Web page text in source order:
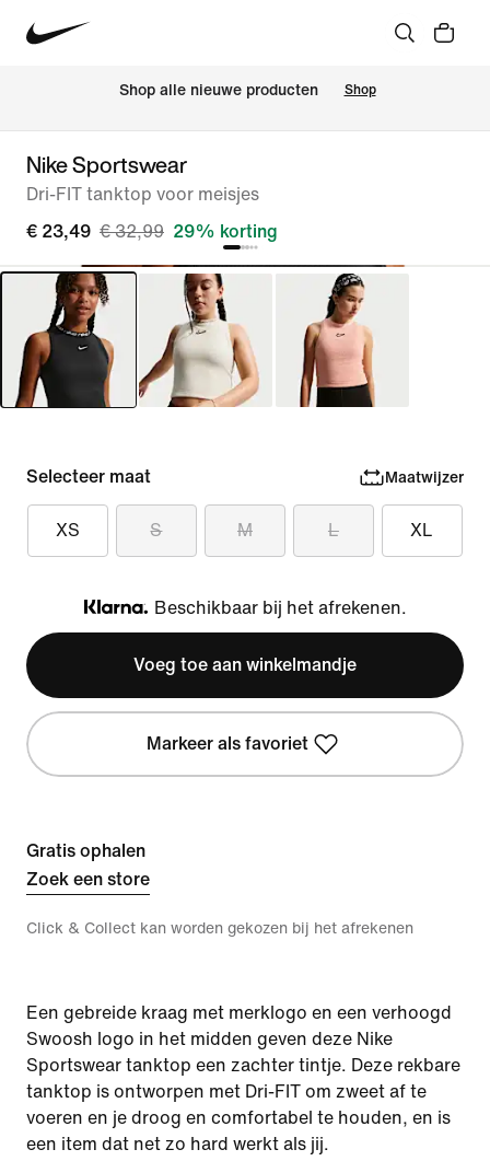
Shop alle nieuwe producten Shop
Nike Sportswear
Dri-FIT tanktop voor meisjes
€ 23,49 € 32,99 29% korting
Selecteer maat Maatwijzer
XS S M L XL
Klarna
Beschikbaar bij het afrekenen.
Voeg toe aan winkelmandje
Markeer als favoriet
Gratis ophalen
Zoek een store
Click & Collect kan worden gekozen bij het afrekenen
Een gebreide kraag met merklogo en een verhoogd
Swoosh logo in het midden geven deze Nike
Sportswear tanktop een zachter tintje. Deze rekbare
tanktop is ontworpen met Dri-FIT om zweet af te
voeren en je droog en comfortabel te houden, en is
een item dat net zo hard werkt als jij.